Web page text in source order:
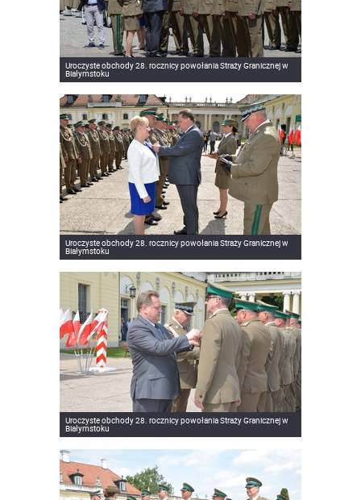
Uroczyste obchody 28. rocznicy powołania Straży Granicznej w
Białymstoku
Uroczyste obchody 28. rocznicy powołania Straży Granicznej w
Białymstoku
Uroczyste obchody 28. rocznicy powołania Straży Granicznej w
Białymstoku